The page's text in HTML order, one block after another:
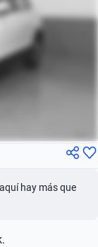
hay más que